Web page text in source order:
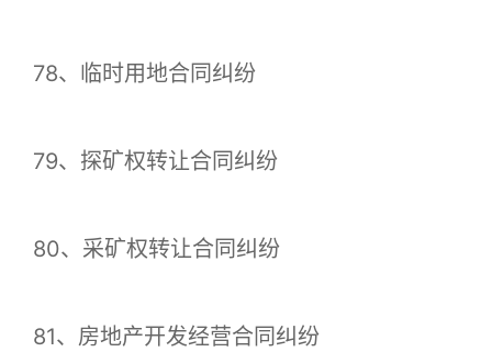
78、临时用地合同纠纷
79、探矿权转让合同纠纷
80、采矿权转让合同纠纷
81、房地产开发经营合同纠纷